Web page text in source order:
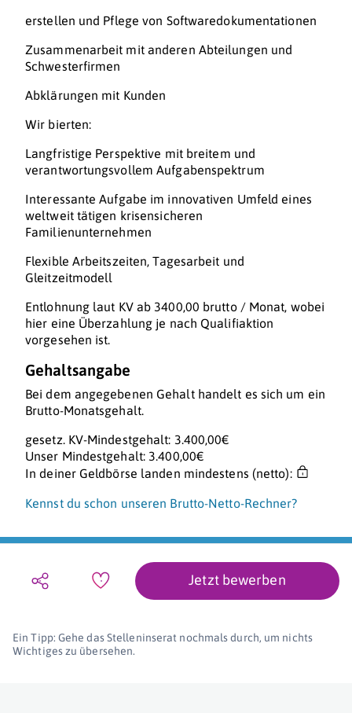
erstellen und Pflege von Softwaredokumentationen
Zusammenarbeit mit anderen Abteilungen und
Schwesterfirmen
Abklärungen mit Kunden
Wir bierten:
Langfristige Perspektive mit breitem und
verantwortungsvollem Aufgabenspektrum
Interessante Aufgabe im innovativen Umfeld eines
weltweit tätigen krisensicheren
Familienunternehmen
Flexible Arbeitszeiten, Tagesarbeit und
Gleitzeitmodell
Entlohnung laut KV ab 3400,00 brutto / Monat, wobei
hier eine Überzahlung je nach Qualifiaktion
vorgesehen ist.
Gehaltsangabe
Bei dem angegebenen Gehalt handelt es sich um ein
Brutto-Monatsgehalt.
gesetz. KV-Mindestgehalt: 3.400,00€
Unser Mindestgehalt: 3.400,00€
In deiner Geldbörse landen mindestens (netto):
Kennst du schon unseren Brutto-Netto-Rechner?
Jetzt bewerben
Ein Tipp: Gehe das Stelleninserat nochmals durch, um nichts
Wichtiges zu übersehen.